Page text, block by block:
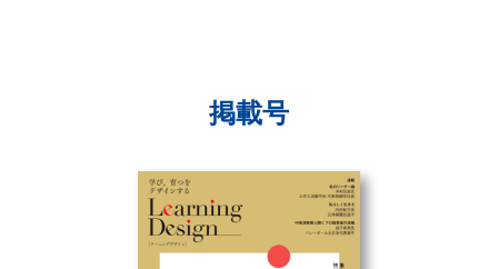
掲載号